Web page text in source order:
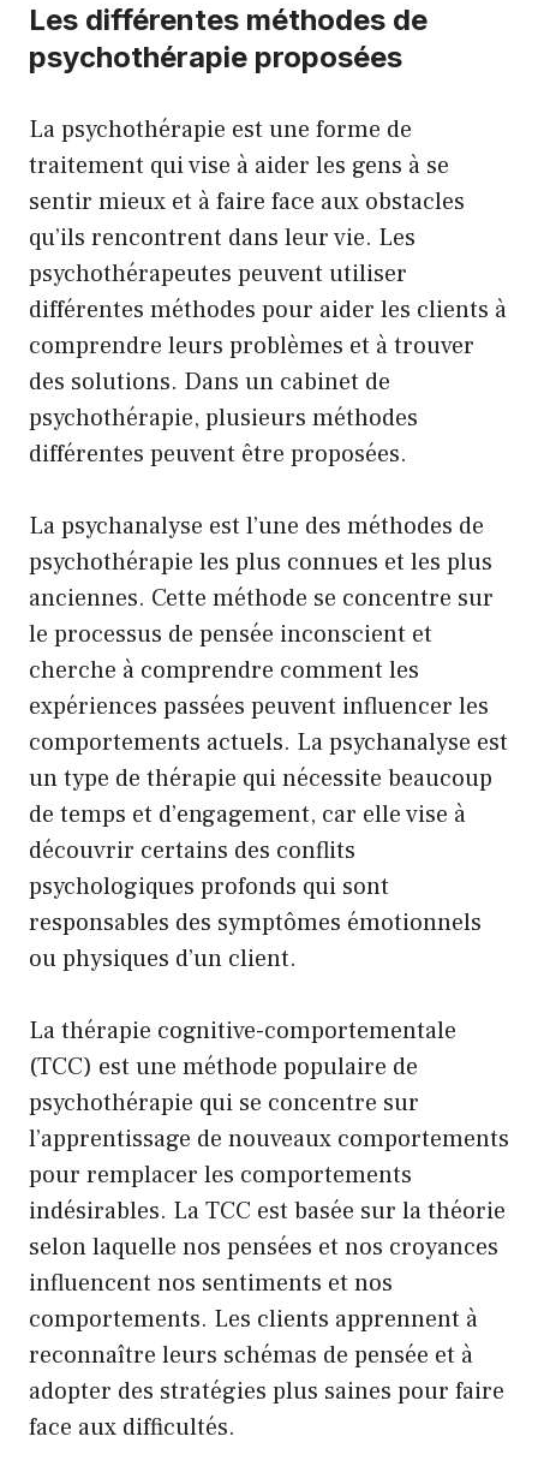
Les différentes méthodes de
psychothérapie proposées
La psychothérapie est une forme de
traitement qui vise à aider les gens à se
sentir mieux et à faire face aux obstacles
qu’ils rencontrent dans leur vie. Les
psychothérapeutes peuvent utiliser
différentes méthodes pour aider les clients à
comprendre leurs problèmes et à trouver
des solutions. Dans un cabinet de
psychothérapie, plusieurs méthodes
différentes peuvent être proposées.
La psychanalyse est l’une des méthodes de
psychothérapie les plus connues et les plus
anciennes. Cette méthode se concentre sur
le processus de pensée inconscient et
cherche à comprendre comment les
expériences passées peuvent influencer les
comportements actuels. La psychanalyse est
un type de thérapie qui nécessite beaucoup
de temps et d’engagement, car elle vise à
découvrir certains des conflits
psychologiques profonds qui sont
responsables des symptômes émotionnels
ou physiques d’un client.
La thérapie cognitive-comportementale
(TCC) est une méthode populaire de
psychothérapie qui se concentre sur
l’apprentissage de nouveaux comportements
pour remplacer les comportements
indésirables. La TCC est basée sur la théorie
selon laquelle nos pensées et nos croyances
influencent nos sentiments et nos
comportements. Les clients apprennent à
reconnaître leurs schémas de pensée et à
adopter des stratégies plus saines pour faire
face aux difficultés.